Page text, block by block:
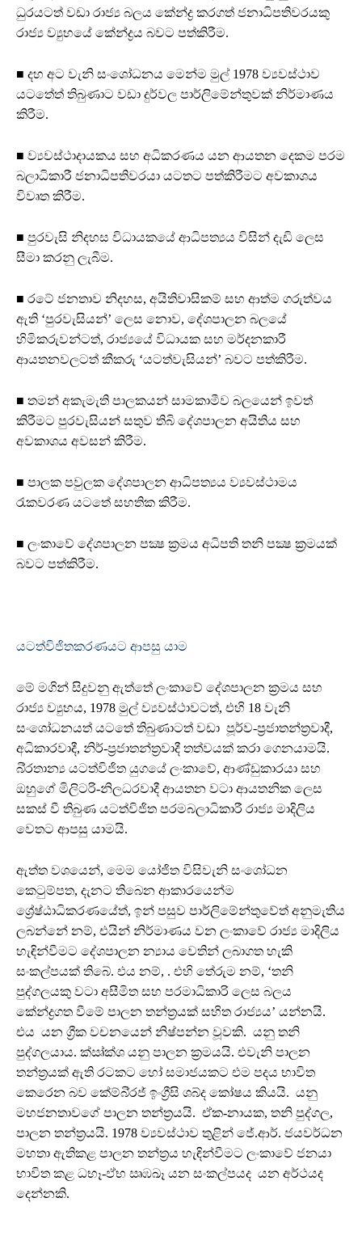
ධුරයටත් වඩා රාජ්‍ය බලය කේන්ද්‍ර කරගත් ජනාධිපතිවරයකු
රාජ්‍ය ව්‍යුහයේ කේන්ද්‍රය බවට පත්කිරීම.
■ දහ අට වැනි සංශෝධනය මෙන්ම මුල් 1978 ව්‍යවස්ථාව
යටතේත් තිබුණාට වඩා දුර්වල පාර්ලිමේන්තුවක් නිර්මාණය
කිරීම.
■ ව්‍යවස්ථාදායකය සහ අධිකරණය යන ආයතන දෙකම පරම
බලාධිකාරී ජනාධිපතිවරයා යටතට පත්කිරීමට අවකාශය
විවෘත කිරීම.
■ පුරවැසි නිදහස විධායකයේ ආධිපත්‍යය විසින් දැඩි ලෙස
සීමා කරනු ලැබීම.
■ රටේ ජනතාව නිදහස, අයිතිවාසිකම් සහ ආත්ම ගරුත්වය
ඇති ‘පුරවැසියන්’ ලෙස නොව, දේශපාලන බලයේ
හිමිකරුවන්ටත්, රාජ්‍යයේ විධායක සහ මර්දනකාරී
ආයතනවලටත් කීකරු ‘යටත්වැසියන්’ බවට පත්කිරීම.
■ තමන් අකැමැති පාලකයන් සාමකාමීව බලයෙන් ඉවත්
කිරීමට පුරවැසියන් සතුව තිබි දේශපාලන අයිතිය සහ
අවකාශය අවසන් කිරීම.
■ පාලක පවුලක දේශපාලන ආධිපත්‍යය ව්‍යවස්ථාමය
රැකවරණ යටතේ සහතික කිරීම.
■ ලංකාවේ දේශපාලන පක්‍ෂ ක්‍රමය අධිපති තනි පක්‍ෂ ක්‍රමයක්
බවට පත්කිරීම.
යටත්විජිතකරණයට ආපසු යාම
මේ මගින් සිදුවනු ඇත්තේ ලංකාවේ දේශපාලන ක්‍රමය සහ
රාජ්‍ය ව්‍යුහය, 1978 මුල් ව්‍යවස්ථාවටත්, එහි 18 වැනි
සංශෝධනයත් යටතේ තිබුණාටත් වඩා පූර්ව-ප්‍රජාතන්ත්‍රවාදී,
අධිකාරවාදී, නිර්-ප්‍රජාතන්ත්‍රවාදී තත්වයක් කරා ගෙනයාමයි.
බි්‍රතාන්‍ය යටත්විජිත යුගයේ ලංකාවේ, ආණ්ඩුකාරයා සහ
ඔහුගේ මිලිටරි-නිලධරවාදී ආයතන වටා ආයතනික ලෙස
සකස් වී තිබුණ යටත්විජිත පරමබලාධිකාරී රාජ්‍ය මාදිලිය
වෙතට ආපසු යාමයි.
ඇත්ත වශයෙන්, මෙම යෝජිත විසිවැනි සංශෝධන
කෙටුම්පත, දැනට තිබෙන ආකාරයෙන්ම
ශ්‍රේෂ්ඨාධිකරණයේත්, ඉන් පසුව පාර්ලිමේන්තුවේත් අනුමැතිය
ලබන්නේ නම්, එයින් නිර්මාණය වන ලංකාවේ රාජ්‍ය මාදිලිය
හැඳින්වීමට දේශපාලන න්‍යාය වෙතින් ලබාගත හැකි
සංකල්පයක් තිබේ. එය නම්, . එහි තේරුම නම්, ‘තනි
පුද්ගලයකු වටා අසීමිත සහ පරමාධිකාරි ලෙස බලය
කේන්ද්‍රගත වීමේ පාලන තන්ත්‍රයක් සහිත රාජ්‍යය’ යන්නයි.
එය යන ග්‍රීක වචනයෙන් නිෂ්පන්න වූවකි. යනු තනි
පුද්ගලයාය. ක්‍ඍ්ක්‍ශ යනු පාලන ක්‍රමයයි. එවැනි පාලන
තන්ත්‍රයක් ඇති රටකට හෝ සමාජයකට එම පදය භාවිත
කෙරෙන බව කේම්බි්‍රජ් ඉංග්‍රීසි ශබ්ද කෝෂය කියයි. යනු
මහජනතාවගේ පාලන තන්ත්‍රයයි. ඒක-නායක, තනි පුද්ගල,
පාලන තන්ත්‍රයයි. 1978 ව්‍යවස්ථාව තුළින් ජේ.ආර්. ජයවර්ධන
මහතා ඇතිකළ පාලන තන්ත්‍රය හැඳින්වීමට ලංකාවේ ජනයා
භාවිත කළ ධභෑ-ඵ්භ ඍඹඛෑ යන සංකල්පයද යන අර්ථයද
දෙන්නකි.